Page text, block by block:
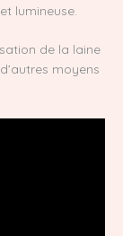
lumineuse.
de la laine
moyens